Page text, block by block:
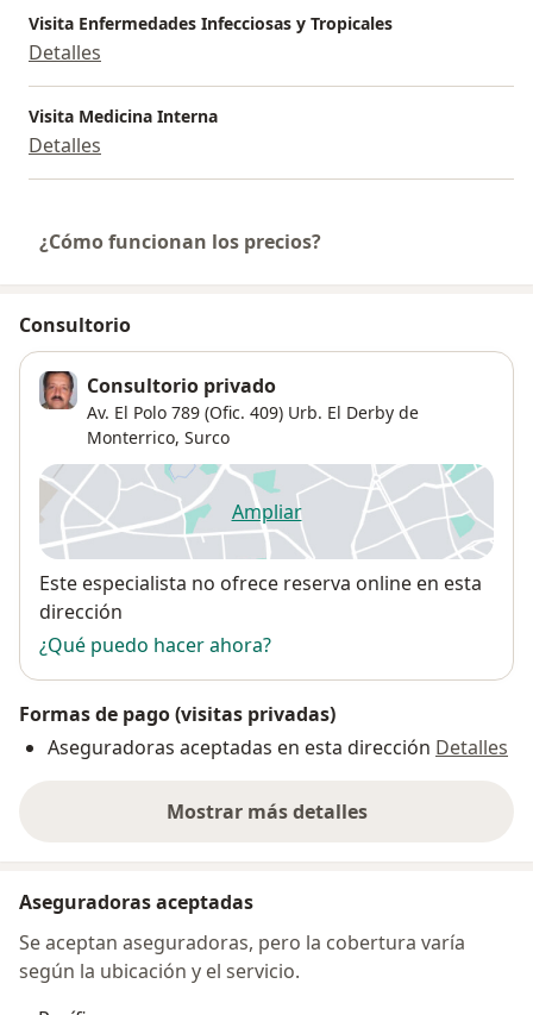
Visita Enfermedades Infecciosas y Tropicales
Detalles
Visita Medicina Interna
Detalles
¿Cómo funcionan los precios?
Consultorio
Consultorio privado
Av. El Polo 789 (Ofic. 409) Urb. El Derby de
Monterrico, Surco
Ampliarse abre en una nueva
Disponibilidad
Este especialista no ofrece reserva online en esta
dirección
¿Qué puedo hacer ahora?
Formas de pago (visitas privadas)
Aseguradoras aceptadas en esta dirección Detalles
Mostrar más detalles
sobre la dirección
Aseguradoras aceptadas
Se aceptan aseguradoras, pero la cobertura varía
según la ubicación y el servicio.